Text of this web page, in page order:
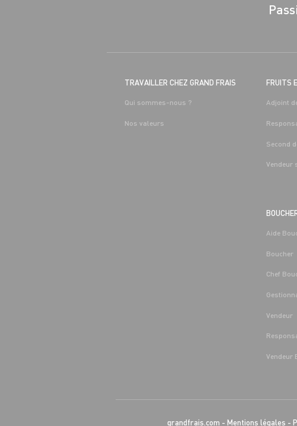
TRAVAILLER CHEZ GRAND FRAIS
Qui sommes-nous ?
Nos valeurs
FRUITS
Adjoint
Second
Vendeur
Aide
Boucher
Chef
Vendeur
Vendeur
grandfrais.com - Mentions légales -